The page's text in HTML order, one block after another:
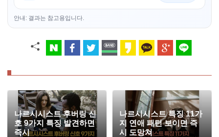
안내: 결과는 참고용입니다.
나르시시스트 후버링 신
호 9가지 특징 발견하면
즉시
나르시시스트 특징 11가
지 연애 패턴 보이면 즉
시 도망쳐